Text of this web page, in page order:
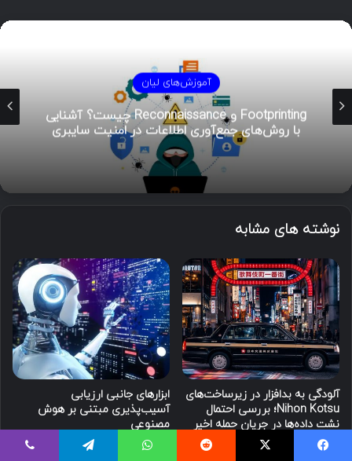
آموزش‌های لیان
Footprinting و Reconnaissance چیست؟ آشنایی
با روش‌های جمع‌آوری اطلاعات در امنیت سایبری
نوشته های مشابه
آلودگی به بدافزار در زیرساخت‌های
Nihon Kotsu؛ بررسی احتمال
نشت داده‌ها در جریان حمله اخیر
4 هفته پیش
ابزارهای جانبی ارزیابی
آسیب‌پذیری مبتنی بر هوش
مصنوعی